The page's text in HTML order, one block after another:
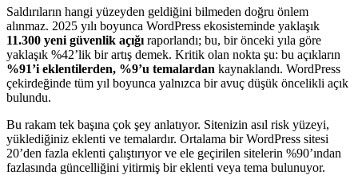
Saldırıların hangi yüzeyden geldiğini bilmeden doğru önlem
alınmaz. 2025 yılı boyunca WordPress ekosisteminde yaklaşık
11.300 yeni güvenlik açığı raporlandı; bu, bir önceki yıla göre
yaklaşık %42’lik bir artış demek. Kritik olan nokta şu: bu açıkların
%91’i eklentilerden, %9’u temalardan kaynaklandı. WordPress
çekirdeğinde tüm yıl boyunca yalnızca bir avuç düşük öncelikli açık
bulundu.
Bu rakam tek başına çok şey anlatıyor. Sitenizin asıl risk yüzeyi,
yüklediğiniz eklenti ve temalardır. Ortalama bir WordPress sitesi
20’den fazla eklenti çalıştırıyor ve ele geçirilen sitelerin %90’ından
fazlasında güncelliğini yitirmiş bir eklenti veya tema bulunuyor.